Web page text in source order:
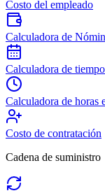
Costo del empleado
Calculadora de
Calculadora de
Calculadora de horas
Costo de contratación
Cadena de suministro